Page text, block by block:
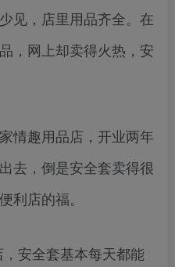
，店里用品齐全。在
，网上却卖得火热，安
趣用品店，开业两年
去，倒是安全套卖得很
利店的福。
安全套基本每天都能